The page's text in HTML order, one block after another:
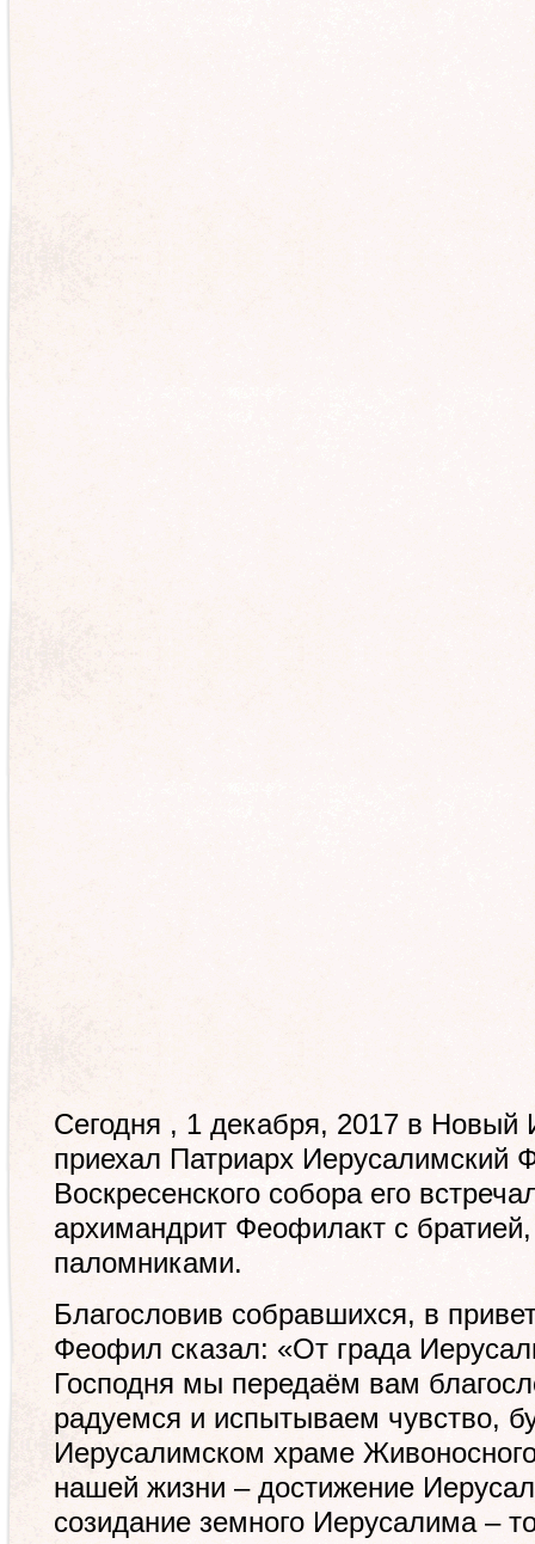
Сегодня , 1 декабря, 2017 в Новый
приехал Патриарх Иерусалимский
Воскресенского собора его
архимандрит Феофилакт с
паломниками.
Благословив собравшихся, в
Феофил сказал: «От града
Господня мы передаём вам
радуемся и испытываем чувство,
Иерусалимском храме
нашей жизни – достижение
созидание земного Иерусалима –